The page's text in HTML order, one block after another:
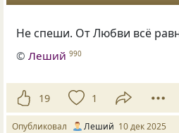
Не спеши. От Любви всё
©Леший 990
19 1
Опубликовал Леший 10 дек 2025